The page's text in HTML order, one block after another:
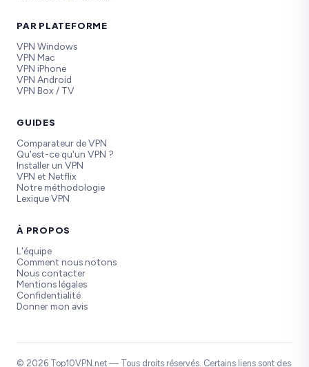
PAR PLATEFORME
VPN Windows
VPN Mac
VPN iPhone
VPN Android
VPN Box / TV
GUIDES
Comparateur de VPN
Qu'est-ce qu'un VPN ?
Installer un VPN
VPN et Netflix
Notre méthodologie
Lexique VPN
À PROPOS
L'équipe
Comment nous notons
Nous contacter
Mentions légales
Confidentialité
Donner mon avis
© 2026 Top10VPN.net — Tous droits réservés. Certains liens sont des